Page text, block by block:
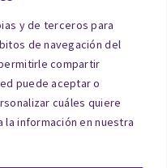
y de terceros para
de navegación del
compartir
puede aceptar o
cuáles quiere
información en nuestra
particular necesita
le
tasación de nave
que el